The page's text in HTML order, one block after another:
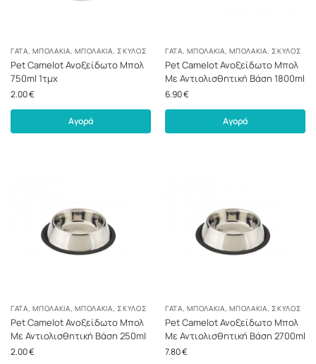
ΓΆΤΑ,ΜΠΟΛΆΚΙΑ,ΜΠΟΛΆΚΙΑ,ΣΚΎΛΟΣ
Pet Camelot Ανοξείδωτο Μπολ
750ml 1τμχ
2.00€
Αγορά
ΓΆΤΑ,ΜΠΟΛΆΚΙΑ,ΜΠΟΛΆΚΙΑ,ΣΚΎΛΟΣ
Pet Camelot Ανοξείδωτο Μπολ
Με Αντιολισθητική Βάση 1800ml
6.90€
Αγορά
ΓΆΤΑ,ΜΠΟΛΆΚΙΑ,ΜΠΟΛΆΚΙΑ,ΣΚΎΛΟΣ
Pet Camelot Ανοξείδωτο Μπολ
Με Αντιολισθητική Βάση 250ml
2.00€
ΓΆΤΑ,ΜΠΟΛΆΚΙΑ,ΜΠΟΛΆΚΙΑ,ΣΚΎΛΟΣ
Pet Camelot Ανοξείδωτο Μπολ
Με Αντιολισθητική Βάση 2700ml
7.80€